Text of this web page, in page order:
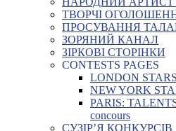
ТВОРЧІ
ПРОСУВАННЯ
ЗОРЯНИЙ КАНАЛ
ЗІРКОВІ СТОРІНКИ
CONTESTS PAGES
LONDON STARS
NEW YORK
PARIS:
concours
СУЗІР’Я КОНКУРСІВ